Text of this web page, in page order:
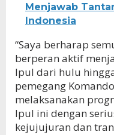
Menjawab
Indonesia
“Saya berharap
berperan aktif
Ipul dari hulu
pemegang
melaksanakan
Ipul ini dengan
kejujujuran dan